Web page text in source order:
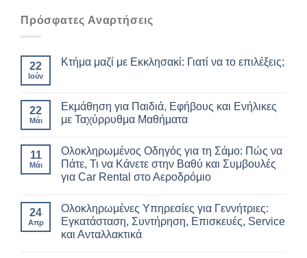
Πρόσφατες Αναρτήσεις
22
Ιούν
Κτήμα μαζί με Εκκλησακί: Γιατί να το επιλέξεις;
22
Μάι
Εκμάθηση για Παιδιά, Εφήβους και Ενήλικες
με Ταχύρρυθμα Μαθήματα
11
Μάι
Ολοκληρωμένος Οδηγός για τη Σάμο: Πώς να
Πάτε, Τι να Κάνετε στην Βαθύ και Συμβουλές
για Car Rental στο Αεροδρόμιο
24
Απρ
Ολοκληρωμένες Υπηρεσίες για Γεννήτριες:
Εγκατάσταση, Συντήρηση, Επισκευές, Service
και Ανταλλακτικά